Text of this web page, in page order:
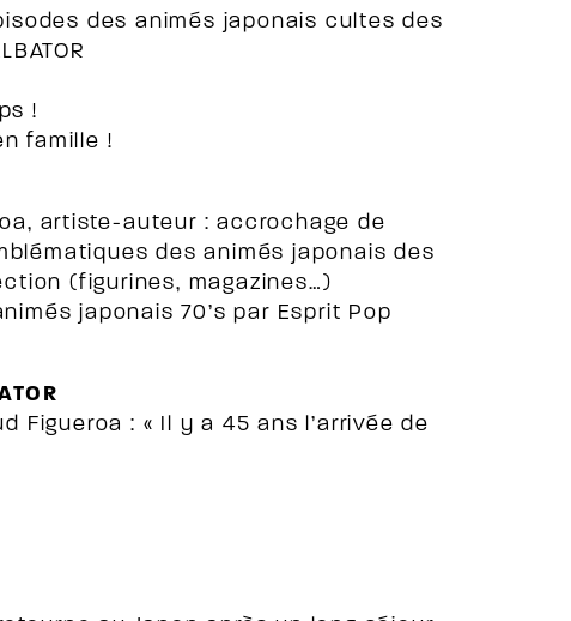
des animés japonais cultes des
!
famille !
artiste-auteur : accrochage de
des animés japonais des
(figurines, magazines…)
japonais 70’s par Esprit Pop
Figueroa : « Il y a 45 ans l’arrivée de